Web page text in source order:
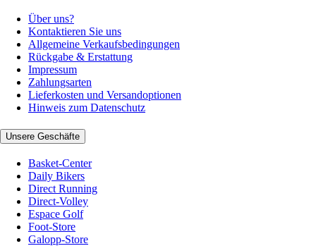
Über uns?
Kontaktieren Sie uns
Allgemeine Verkaufsbedingungen
Rückgabe & Erstattung
Impressum
Zahlungsarten
Lieferkosten und Versandoptionen
Hinweis zum Datenschutz
Unsere Geschäfte
Basket-Center
Daily Bikers
Direct Running
Direct-Volley
Espace Golf
Foot-Store
Galopp-Store